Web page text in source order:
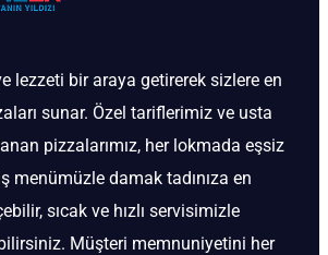
lezzeti bir araya getirerek sizlere en
sunar. Özel tariflerimiz ve usta
pizzalarımız, her lokmada eşsiz
menümüzle damak tadınıza en
sıcak ve hızlı servisimizle
Müşteri memnuniyetini her